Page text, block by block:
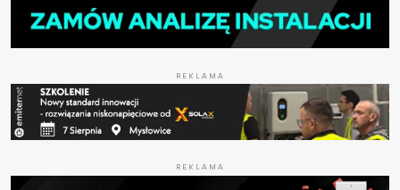
REKLAMA
REKLAMA